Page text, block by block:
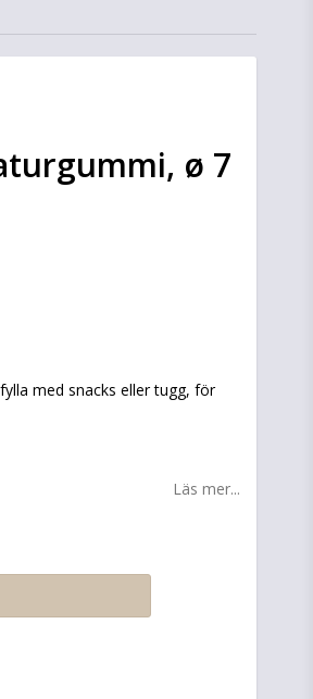
ø 7
med snacks eller tugg, för
Läs mer...